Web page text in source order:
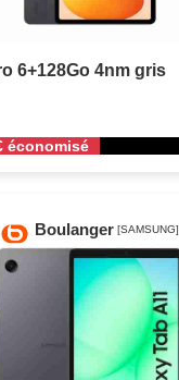
6+128Go 4nm gris
économisé
Boulanger [SAMSUNG]